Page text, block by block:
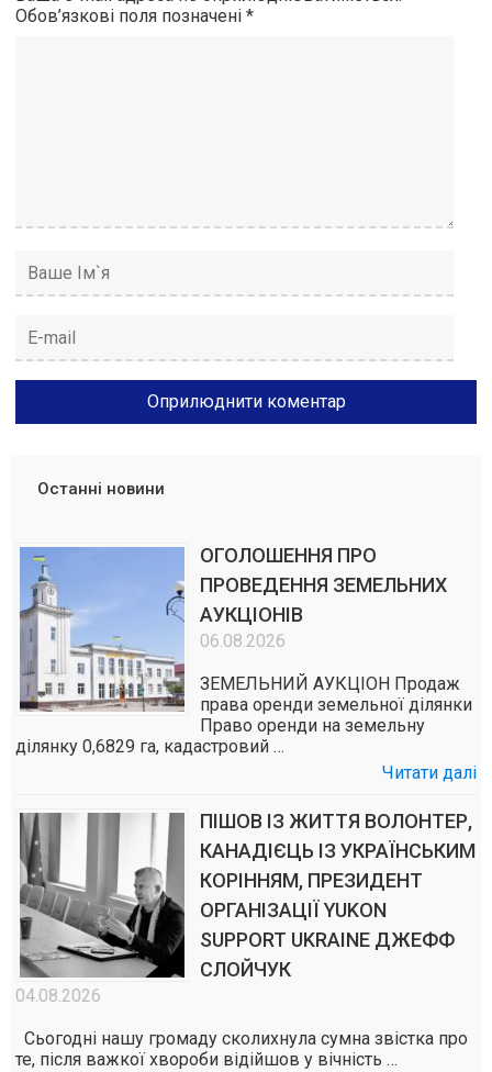
Обов’язкові поля позначені*
Останні новини
ОГОЛОШЕННЯ ПРО
ПРОВЕДЕННЯ ЗЕМЕЛЬНИХ
АУКЦІОНІВ
06.08.2026
ЗЕМЕЛЬНИЙ АУКЦІОН Продаж
права оренди земельної ділянки
Право оренди на земельну
ділянку 0,6829 га, кадастровий …
Читати далі
ПІШОВ ІЗ ЖИТТЯ ВОЛОНТЕР,
КАНАДІЄЦЬ ІЗ УКРАЇНСЬКИМ
КОРІННЯМ, ПРЕЗИДЕНТ
ОРГАНІЗАЦІЇ YUKON
SUPPORT UKRAINE ДЖЕФФ
СЛОЙЧУК
04.08.2026
Сьогодні нашу громаду сколихнула сумна звістка про
те, після важкої хвороби відійшов у вічність …